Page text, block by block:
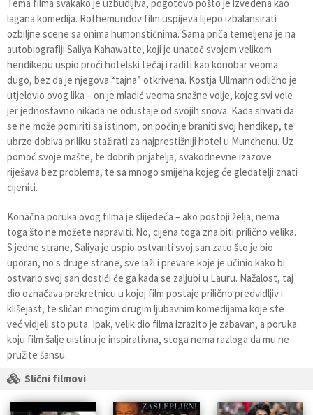
Tema filma svakako je uzbudljiva, pogotovo pošto je izvedena kao
lagana komedija. Rothemundov film uspijeva lijepo izbalansirati
ozbiljne scene sa onima humorističnima. Sama priča temeljena je na
autobiografiji Saliya Kahawatte, koji je unatoč svojem velikom
hendikepu uspio proći hotelski tečaj i raditi kao konobar veoma
dugo, bez da je njegova “tajna” otkrivena. Kostja Ullmann odlično je
utjelovio ovog lika – on je mladić veoma snažne volje, kojeg svi vole
jer jednostavno nikada ne odustaje od svojih snova. Kada shvati da
se ne može pomiriti sa istinom, on počinje braniti svoj hendikep, te
ubrzo dobiva priliku stažirati za najprestižniji hotel u Munchenu. Uz
pomoć svoje mašte, te dobrih prijatelja, svakodnevne izazove
riješava bez problema, te sa mnogo smijeha kojeg će gledatelji znati
cijeniti.
Konačna poruka ovog filma je slijedeća – ako postoji želja, nema
toga što ne možete napraviti. No, cijena toga zna biti prilično velika.
S jedne strane, Saliya je uspio ostvariti svoj san zato što je bio
uporan, no s druge strane, sve laži i prevare koje je učinio kako bi
ostvario svoj san dostići će ga kada se zaljubi u Lauru. Nažalost, taj
dio označava prekretnicu u kojoj film postaje prilično predvidljiv i
klišejast, te sličan mnogim drugim ljubavnim komedijama koje ste
već vidjeli sto puta. Ipak, velik dio filma izrazito je zabavan, a poruka
koju film šalje uistinu je inspirativna, stoga nema razloga da mu ne
pružite šansu.
Slični filmovi